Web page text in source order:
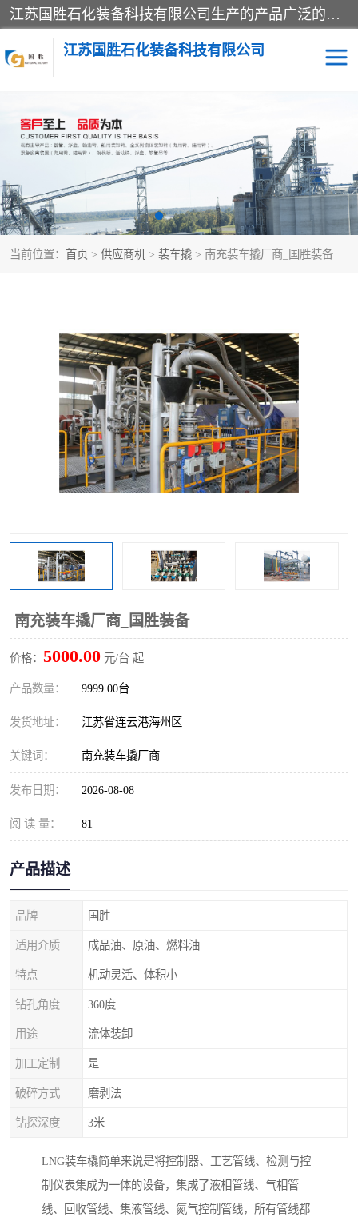
江苏国胜石化装备科技有限公司生产的产品广泛的应用于石油、石化等行业中，产品种类齐全，其中包括装卸鹤管、汽车鹤管、火车鹤管、装车鹤管、卸车鹤管、上装鹤管、下装鹤管、lng鹤管、发油鹤管、液氨鹤管、液化气鹤管等，我们生产的产品质量上乘，价格实惠，服务好，买鹤管就到国胜石化装备！
江苏国胜石化装备科技有限公司
当前位置： 首页 > 供应商机 > 装车撬 > 南充装车撬厂商_国胜装备
南充装车撬厂商_国胜装备
价格： 5000.00 元/台 起
产品数量： 9999.00台
发货地址： 江苏省连云港海州区
关键词： 南充装车撬厂商
发布日期： 2026-08-08
阅 读 量： 81
产品描述
品牌 国胜
适用介质 成品油、原油、燃料油
特点 机动灵活、体积小
钻孔角度 360度
用途 流体装卸
加工定制 是
破碎方式 磨剥法
钻探深度 3米
LNG装车橇简单来说是将控制器、工艺管线、检测与控
制仪表集成为一体的设备，集成了液相管线、气相管
线、回收管线、集液管线、氮气控制管线，所有管线都
输油臂 鹤管活动梯